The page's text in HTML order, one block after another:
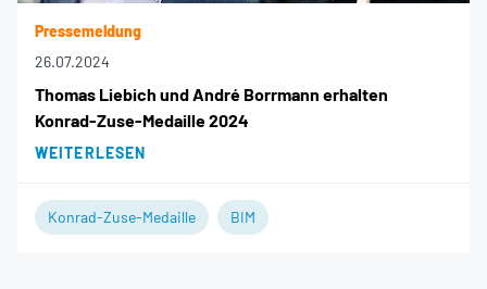
Pressemeldung
26.07.2024
Thomas Liebich und André Borrmann erhalten
Konrad-Zuse-Medaille 2024
WEITERLESEN
Konrad-Zuse-Medaille BIM